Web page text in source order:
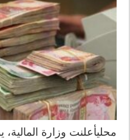
محليأعلنت وزارة المالية،